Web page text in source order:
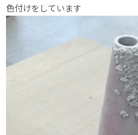
色付けをしています